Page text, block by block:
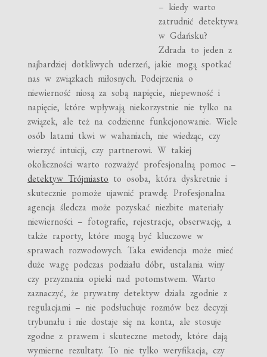
– kiedy warto
zatrudnić detektywa
w Gdańsku?
Zdrada to jeden z
najbardziej dotkliwych uderzeń, jakie mogą spotkać
nas w związkach miłosnych. Podejrzenia o
niewierność niosą za sobą napięcie, niepewność i
napięcie, które wpływają niekorzystnie nie tylko na
związek, ale też na codzienne funkcjonowanie. Wiele
osób latami tkwi w wahaniach, nie wiedząc, czy
wierzyć intuicji, czy partnerowi. W takiej
okoliczności warto rozważyć profesjonalną pomoc –
detektyw Trójmiasto to osoba, która dyskretnie i
skutecznie pomoże ujawnić prawdę. Profesjonalna
agencja śledcza może pozyskać niezbite materiały
niewierności – fotografie, rejestracje, obserwację, a
także raporty, które mogą być kluczowe w
sprawach rozwodowych. Taka ewidencja może mieć
duże wagę podczas podziału dóbr, ustalania winy
czy przyznania opieki nad potomstwem. Warto
zaznaczyć, że prywatny detektyw działa zgodnie z
regulacjami – nie podsłuchuje rozmów bez decyzji
trybunału i nie dostaje się na konta, ale stosuje
zgodne z prawem i skuteczne metody, które dają
wymierne rezultaty. To nie tylko weryfikacja, czy